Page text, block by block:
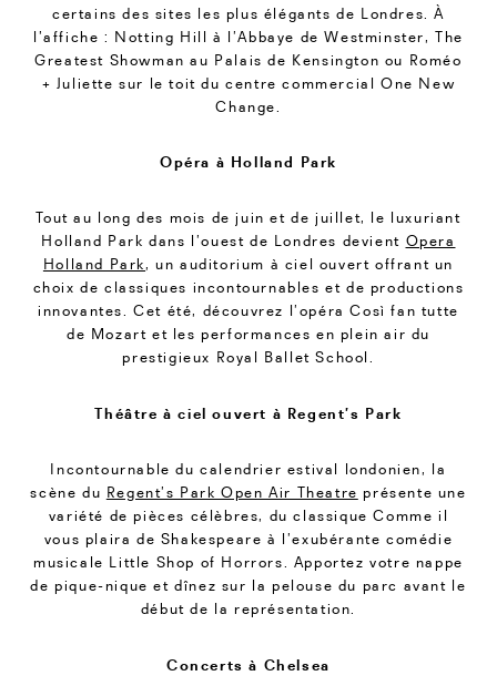
certains des sites les plus élégants de Londres. À
l’affiche : Notting Hill à l’Abbaye de Westminster, The
Greatest Showman au Palais de Kensington ou Roméo
+ Juliette sur le toit du centre commercial One New
Change.
Opéra à Holland Park
Tout au long des mois de juin et de juillet, le luxuriant
Holland Park dans l’ouest de Londres devient Opera
Holland Park, un auditorium à ciel ouvert offrant un
choix de classiques incontournables et de productions
innovantes. Cet été, découvrez l’opéra Così fan tutte
de Mozart et les performances en plein air du
prestigieux Royal Ballet School.
Théâtre à ciel ouvert à Regent’s Park
Incontournable du calendrier estival londonien, la
scène du Regent’s Park Open Air Theatre présente une
variété de pièces célèbres, du classique Comme il
vous plaira de Shakespeare à l’exubérante comédie
musicale Little Shop of Horrors. Apportez votre nappe
de pique-nique et dînez sur la pelouse du parc avant le
début de la représentation.
Concerts à Chelsea